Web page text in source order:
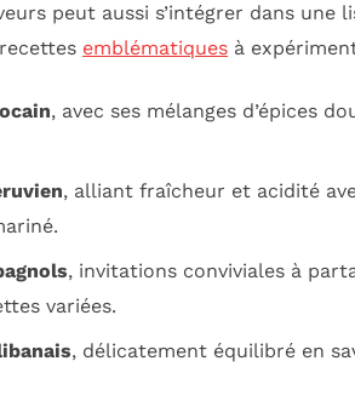
peut aussi s’intégrer dans une
emblématiques à
, avec ses mélanges d’épices
, alliant fraîcheur et acidité
, invitations conviviales à
variées.
, délicatement équilibré en